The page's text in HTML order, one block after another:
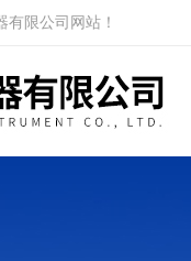
限公司网站！